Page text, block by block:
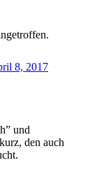
8, 2017
und
den auch